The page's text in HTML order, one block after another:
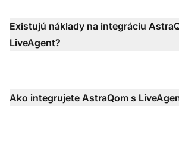
Existujú náklady na integráciu
LiveAgent?
Ako integrujete AstraQom s